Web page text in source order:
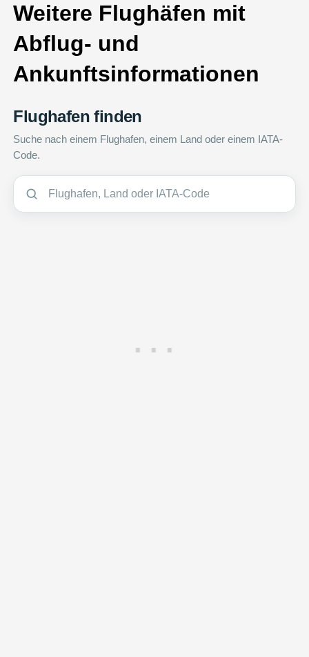
Weitere Flughäfen mit
Abflug- und
Ankunftsinformationen
Flughafen finden
Suche nach einem Flughafen, einem Land oder einem IATA-
Code.